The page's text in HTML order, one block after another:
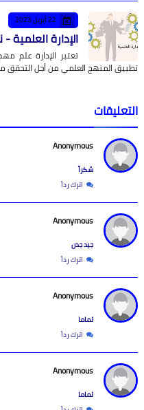
22 أبريل 2023
الإدارة العلمية
تعتبر الإدارة علم
تطبيق المنهج العلمي من أجل التحقق
التعليقات
Anonymous
شكراً
اترك رداً
Anonymous
جيد جدن
اترك رداً
Anonymous
تماما
اترك رداً
Anonymous
تماما